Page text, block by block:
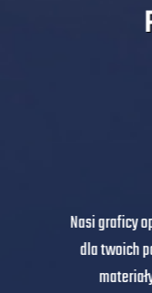
Nasi graficy
dla twoich
materiały